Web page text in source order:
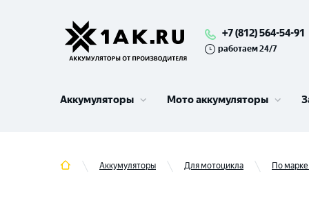
+7 (812) 564-54-91
работаем 24/7
Аккумуляторы Мото аккумуляторы
Аккумуляторы Для мотоцикла По